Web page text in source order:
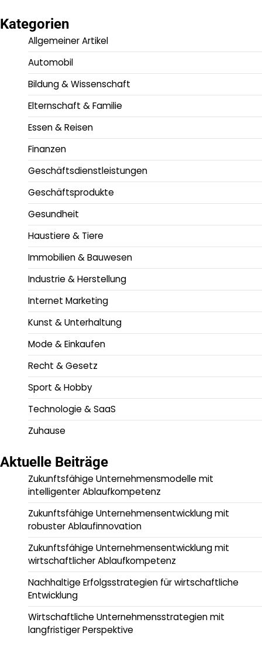
Kategorien
Allgemeiner Artikel
Automobil
Bildung & Wissenschaft
Elternschaft & Familie
Essen & Reisen
Finanzen
Geschäftsdienstleistungen
Geschäftsprodukte
Gesundheit
Haustiere & Tiere
Immobilien & Bauwesen
Industrie & Herstellung
Internet Marketing
Kunst & Unterhaltung
Mode & Einkaufen
Recht & Gesetz
Sport & Hobby
Technologie & SaaS
Zuhause
Aktuelle Beiträge
Zukunftsfähige Unternehmensmodelle mit
intelligenter Ablaufkompetenz
Zukunftsfähige Unternehmensentwicklung mit
robuster Ablaufinnovation
Zukunftsfähige Unternehmensentwicklung mit
wirtschaftlicher Ablaufkompetenz
Nachhaltige Erfolgsstrategien für wirtschaftliche
Entwicklung
Wirtschaftliche Unternehmensstrategien mit
langfristiger Perspektive